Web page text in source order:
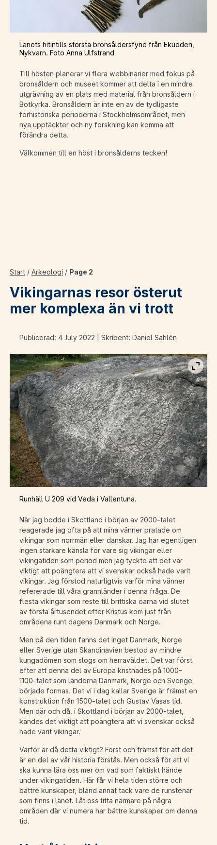
Länets hitintills största bronsåldersfynd från Ekudden,
Nykvarn. Foto Anna Ulfstrand
Till hösten planerar vi flera webbinarier med fokus på
bronsåldern och museet kommer att delta i en mindre
utgrävning av en plats med material från bronsåldern i
Botkyrka. Bronsåldern är inte en av de tydligaste
förhistoriska perioderna i Stockholmsområdet, men
nya upptäckter och ny forskning kan komma att
förändra detta.
Välkommen till en höst i bronsålderns tecken!
Start / Arkeologi / Page 2
Vikingarnas resor österut
mer komplexa än vi trott
Publicerad: 4 July 2022 | Skribent: Daniel Sahlén
Visa
Runhäll U 209 vid Veda i Vallentuna.
När jag bodde i Skottland i början av 2000-talet
reagerade jag ofta på att mina vänner pratade om
vikingar som norrmän eller danskar. Jag har egentligen
ingen starkare känsla för vare sig vikingar eller
vikingatiden som period men jag tyckte att det var
viktigt att poängtera att vi svenskar också hade varit
vikingar. Jag förstod naturligtvis varför mina vänner
refererade till våra grannländer i denna fråga. De
flesta vikingar som reste till brittiska öarna vid slutet
av första årtusendet efter Kristus kom just från
områdena runt dagens Danmark och Norge.
Men på den tiden fanns det inget Danmark, Norge
eller Sverige utan Skandinavien bestod av mindre
kungadömen som slogs om herraväldet. Det var först
efter att denna del av Europa kristnades på 1000–
1100-talet som länderna Danmark, Norge och Sverige
började formas. Det vi i dag kallar Sverige är främst en
konstruktion från 1500-talet och Gustav Vasas tid.
Men där och då, i Skottland i början av 2000-talet,
kändes det viktigt att poängtera att vi svenskar också
hade varit vikingar.
Varför är då detta viktigt? Först och främst för att det
är en del av vår historia förstås. Men också för att vi
ska kunna lära oss mer om vad som faktiskt hände
under vikingatiden. Här får vi hela tiden större och
bättre kunskaper, bland annat tack vare de runstenar
som finns i länet. Låt oss titta närmare på några
områden där vi numera har bättre kunskaper om denna
tid.